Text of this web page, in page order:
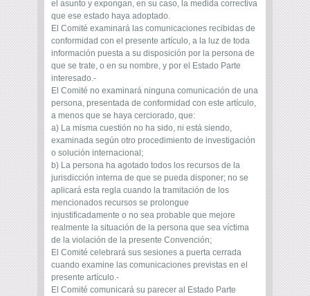
el asunto y expongan, en su caso, la medida correctiva
que ese estado haya adoptado.
El Comité examinará las comunicaciones recibidas de
conformidad con el presente artículo, a la luz de toda
información puesta a su disposición por la persona de
que se trate, o en su nombre, y por el Estado Parte
interesado.-
El Comité no examinará ninguna comunicación de una
persona, presentada de conformidad con este artículo,
a menos que se haya cerciorado, que:
a) La misma cuestión no ha sido, ni está siendo,
examinada según otro procedimiento de investigación
o solución internacional;
b) La persona ha agotado todos los recursos de la
jurisdicción interna de que se pueda disponer; no se
aplicará esta regla cuando la tramitación de los
mencionados recursos se prolongue
injustificadamente o no sea probable que mejore
realmente la situación de la persona que sea víctima
de la violación de la presente Convención;
El Comité celebrará sus sesiones a puerta cerrada
cuando examine las comunicaciones previstas en el
presente artículo.-
El Comité comunicará su parecer al Estado Parte